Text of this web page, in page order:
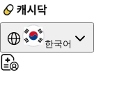
한국어